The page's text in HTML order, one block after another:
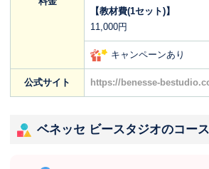
【教材費(1セット)】
11,000円
キャンペーンあり
公式サイト https://benesse-
ベネッセ ビースタジオのコー